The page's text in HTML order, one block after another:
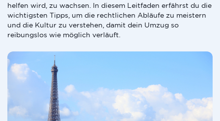
helfen wird, zu wachsen. In diesem Leitfaden erfährst du die
wichtigsten Tipps, um die rechtlichen Abläufe zu meistern
und die Kultur zu verstehen, damit dein Umzug so
reibungslos wie möglich verläuft.